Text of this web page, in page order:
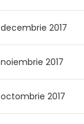
decembrie 2017
noiembrie 2017
octombrie 2017